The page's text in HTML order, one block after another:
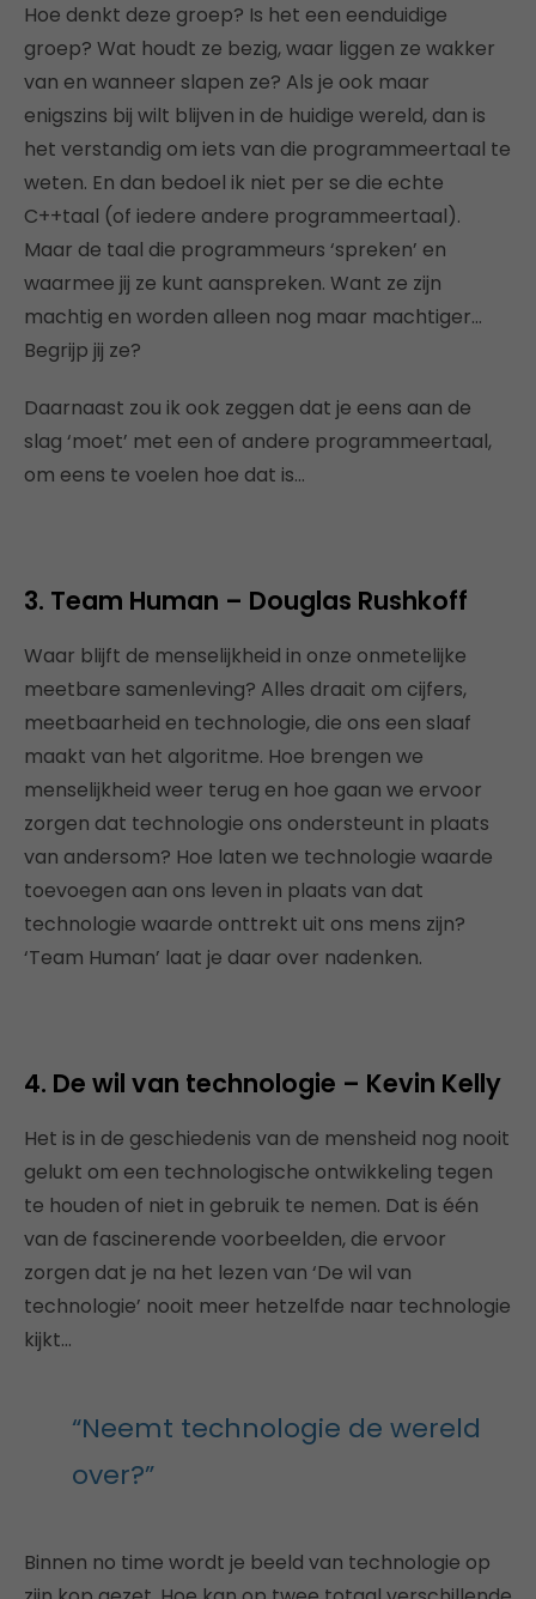
Hoe denkt deze groep? Is het een eenduidige
groep? Wat houdt ze bezig, waar liggen ze wakker
van en wanneer slapen ze? Als je ook maar
enigszins bij wilt blijven in de huidige wereld, dan is
het verstandig om iets van die programmeertaal te
weten. En dan bedoel ik niet per se die echte
C++taal (of iedere andere programmeertaal).
Maar de taal die programmeurs ‘spreken’ en
waarmee jij ze kunt aanspreken. Want ze zijn
machtig en worden alleen nog maar machtiger…
Begrijp jij ze?
Daarnaast zou ik ook zeggen dat je eens aan de
slag ‘moet’ met een of andere programmeertaal,
om eens te voelen hoe dat is…
3. Team Human – Douglas Rushkoff
Waar blijft de menselijkheid in onze onmetelijke
meetbare samenleving? Alles draait om cijfers,
meetbaarheid en technologie, die ons een slaaf
maakt van het algoritme. Hoe brengen we
menselijkheid weer terug en hoe gaan we ervoor
zorgen dat technologie ons ondersteunt in plaats
van andersom? Hoe laten we technologie waarde
toevoegen aan ons leven in plaats van dat
technologie waarde onttrekt uit ons mens zijn?
‘Team Human’ laat je daar over nadenken.
4. De wil van technologie – Kevin Kelly
Het is in de geschiedenis van de mensheid nog nooit
gelukt om een technologische ontwikkeling tegen
te houden of niet in gebruik te nemen. Dat is één
van de fascinerende voorbeelden, die ervoor
zorgen dat je na het lezen van ‘De wil van
technologie’ nooit meer hetzelfde naar technologie
kijkt…
“Neemt technologie de wereld
over?”
Binnen no time wordt je beeld van technologie op